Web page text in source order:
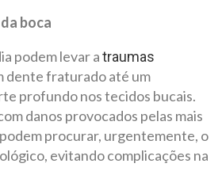
boca
podem levar atraumas
dente fraturado até um
profundo nos tecidos bucais.
danos provocados pelas mais
procurar, urgentemente, o
evitando complicações na